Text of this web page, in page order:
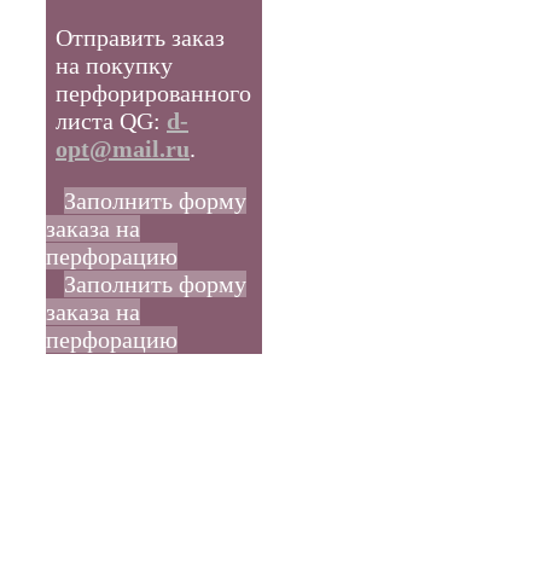
Отправить заказ
на покупку
перфорированного
листа QG: d-
opt@mail.ru.
Заполнить форму
заказа на
перфорацию
Заполнить форму
заказа на
перфорацию